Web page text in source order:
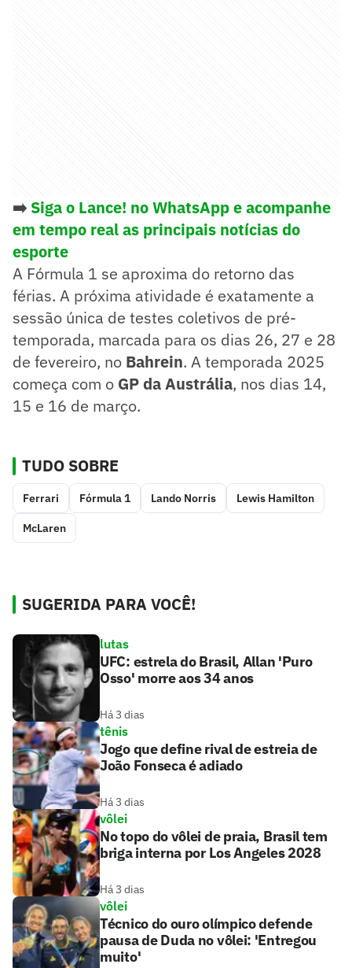
➡️ Siga o Lance! no WhatsApp e acompanhe
em tempo real as principais notícias do
esporte
A Fórmula 1 se aproxima do retorno das
férias. A próxima atividade é exatamente a
sessão única de testes coletivos de pré-
temporada, marcada para os dias 26, 27 e 28
de fevereiro, no Bahrein. A temporada 2025
começa com o GP da Austrália, nos dias 14,
15 e 16 de março.
TUDO SOBRE
Ferrari Fórmula 1 Lando Norris Lewis Hamilton
McLaren
SUGERIDA PARA VOCÊ!
lutas
UFC: estrela do Brasil, Allan 'Puro
Osso' morre aos 34 anos
Há 3 dias
tênis
Jogo que define rival de estreia de
João Fonseca é adiado
Há 3 dias
vôlei
No topo do vôlei de praia, Brasil tem
briga interna por Los Angeles 2028
Há 3 dias
vôlei
Técnico do ouro olímpico defende
pausa de Duda no vôlei: 'Entregou
muito'